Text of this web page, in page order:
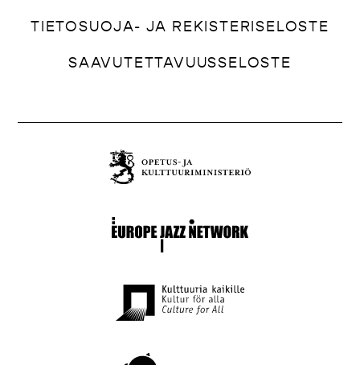
TIETOSUOJA- JA REKISTERISELOSTE
SAAVUTETTAVUUSSELOSTE